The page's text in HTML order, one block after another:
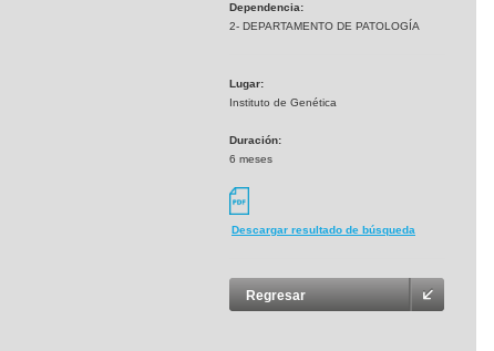
Dependencia:
2- DEPARTAMENTO DE PATOLOGÍA
Lugar:
Instituto de Genética
Duración:
6 meses
Descargar resultado de búsqueda
Regresar